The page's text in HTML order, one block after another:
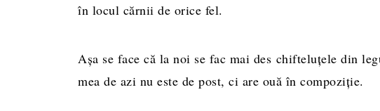
în locul cărnii de orice fel.
Aşa se face că la noi se fac mai des chifteluţele din
mea de azi nu este de post, ci are ouă în compoziție.